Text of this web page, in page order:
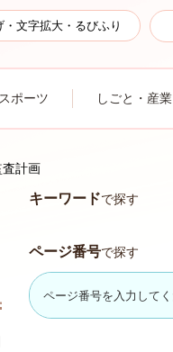
文字拡大・るびふり
ポーツ しごと・産業
査計画
キーワードで探す
ページ番号で探す